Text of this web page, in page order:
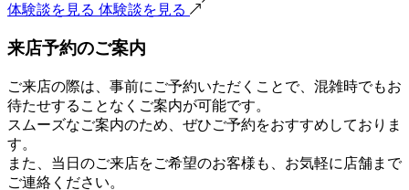
体験談を見る 体験談を見る
来店予約のご案内
ご来店の際は、事前にご予約いただくことで、混雑時でもお
待たせすることなくご案内が可能です。
スムーズなご案内のため、ぜひご予約をおすすめしておりま
す。
また、当日のご来店をご希望のお客様も、お気軽に店舗まで
ご連絡ください。